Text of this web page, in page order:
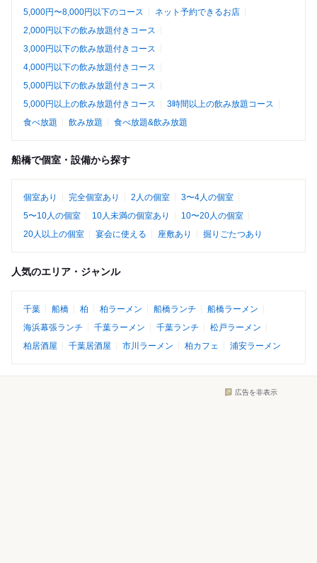
5,000円〜8,000円以下のコース
ネット予約できるお店
2,000円以下の飲み放題付きコース
3,000円以下の飲み放題付きコース
4,000円以下の飲み放題付きコース
5,000円以下の飲み放題付きコース
5,000円以上の飲み放題付きコース
3時間以上の飲み放題コース
食べ放題
飲み放題 食べ放題&飲み放題
船橋で個室・設備から探す
個室あり 完全個室あり 2人の個室
3〜4人の個室
5〜10人の個室
10人未満の個室あり
10〜20人の個室
20人以上の個室
宴会に使える 座敷あり 掘りごたつあり
人気のエリア・ジャンル
千葉 船橋 柏 柏ラーメン 船橋ランチ
船橋ラーメン
海浜幕張ランチ
千葉ラーメン 千葉ランチ
松戸ラーメン
柏居酒屋
千葉居酒屋 市川ラーメン 柏カフェ 浦安ラーメン
広告を非表示